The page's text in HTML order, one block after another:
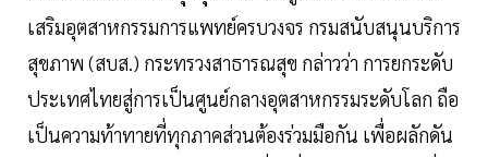
เสริมอุตสาหกรรมการแพทย์ครบวงจร กรมสนับสนุนบริการ
สุขภาพ (สบส.) กระทรวงสาธารณสุข กล่าวว่า การยกระดับ
ประเทศไทยสู่การเป็นศูนย์กลางอุตสาหกรรมระดับโลก ถือ
เป็นความท้าทายที่ทุกภาคส่วนต้องร่วมมือกัน เพื่อผลักดัน